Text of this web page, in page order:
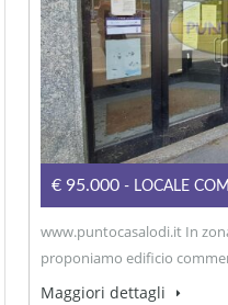
€95.000 - LOCALE
www.puntocasalodi.it In
proponiamo edificio
Maggiori dettagli